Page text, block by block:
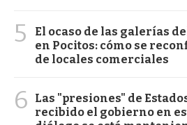
5
El ocaso de las galerías
en Pocitos: cómo se
de locales comerciales
6
Las "presiones" de
recibido el gobierno en